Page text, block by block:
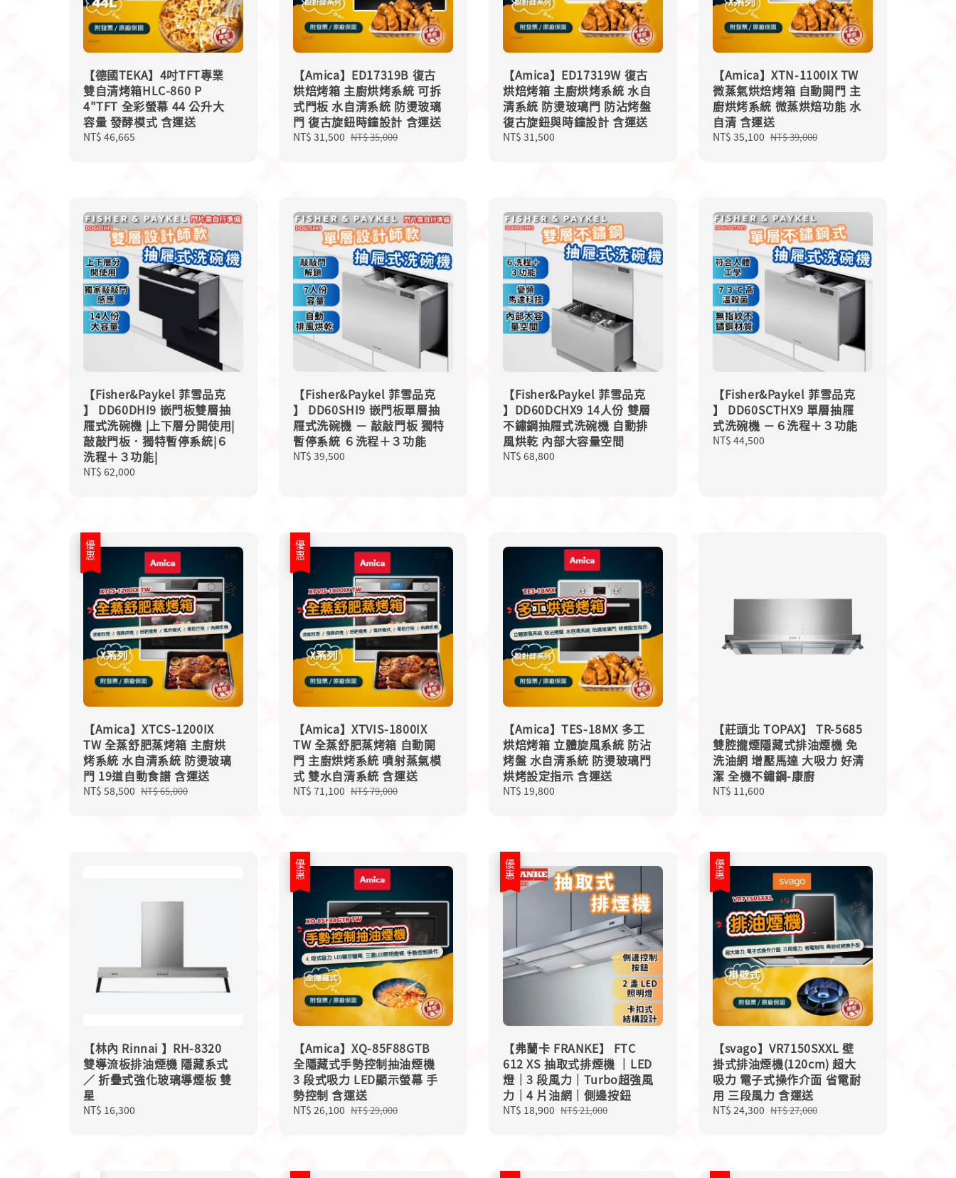
【德國TEKA】4吋TFT專業
雙自清烤箱HLC-860 P
4"TFT 全彩螢幕 44 公升大
容量 發酵模式 含運送
Regular
NT$ 46,665
【Amica】ED17319B 復古
烘焙烤箱 主廚烘烤系統 可拆
式門板 水自清系統 防燙玻璃
門 復古旋鈕時鐘設計 含運送
Sale
NT$ 31,500 Regular
NT$ 35,000
【Amica】ED17319W 復古
烘焙烤箱 主廚烘烤系統 水自
清系統 防燙玻璃門 防沾烤盤
復古旋鈕與時鐘設計 含運送
Regular
NT$ 31,500
【Amica】XTN-1100IX TW
微蒸氣烘焙烤箱 自動開門 主
廚烘烤系統 微蒸烘焙功能 水
自清 含運送
Sale
NT$ 35,100 Regular
NT$ 39,000
【Fisher&Paykel 菲雪品克
】 DD60DHI9 嵌門板雙層抽
屜式洗碗機 |上下層分開使用|
敲敲門板．獨特暫停系統|６
洗程＋３功能|
Regular
NT$ 62,000
【Fisher&Paykel 菲雪品克
】 DD60SHI9 嵌門板單層抽
屜式洗碗機 － 敲敲門板 獨特
暫停系統 ６洗程＋３功能
Regular
NT$ 39,500
【Fisher&Paykel 菲雪品克
】DD60DCHX9 14人份 雙層
不鏽鋼抽屜式洗碗機 自動排
風烘乾 內部大容量空間
Regular
NT$ 68,800
【Fisher&Paykel 菲雪品克
】 DD60SCTHX9 單層抽屜
式洗碗機 －６洗程＋３功能
Regular
NT$ 44,500
優惠
【Amica】XTCS-1200IX
TW 全蒸舒肥蒸烤箱 主廚烘
烤系統 水自清系統 防燙玻璃
門 19道自動食譜 含運送
Sale
NT$ 58,500 Regular
NT$ 65,000
優惠
【Amica】XTVIS-1800IX
TW 全蒸舒肥蒸烤箱 自動開
門 主廚烘烤系統 噴射蒸氣模
式 雙水自清系統 含運送
Sale
NT$ 71,100 Regular
NT$ 79,000
【Amica】TES-18MX 多工
烘焙烤箱 立體旋風系統 防沾
烤盤 水自清系統 防燙玻璃門
烘烤設定指示 含運送
Regular
NT$ 19,800
【莊頭北 TOPAX】 TR-5685
雙腔攏煙隱藏式排油煙機 免
洗油網 增壓馬達 大吸力 好清
潔 全機不鏽鋼-康廚
Regular
NT$ 11,600
【林內 Rinnai 】RH-8320
雙導流板排油煙機 隱藏系式
／ 折疊式強化玻璃導煙板 雙
星
Regular
NT$ 16,300
優惠
【Amica】XQ-85F88GTB
全隱藏式手勢控制抽油煙機
3 段式吸力 LED顯示螢幕 手
勢控制 含運送
Sale
NT$ 26,100 Regular
NT$ 29,000
優惠
【弗蘭卡 FRANKE】 FTC
612 XS 抽取式排煙機 ｜LED
燈｜3 段風力｜Turbo超強風
力｜4 片油網｜側邊按鈕
Sale
NT$ 18,900 Regular
NT$ 21,000
優惠
【svago】VR7150SXXL 壁
掛式排油煙機(120cm) 超大
吸力 電子式操作介面 省電耐
用 三段風力 含運送
Sale
NT$ 24,300 Regular
NT$ 27,000